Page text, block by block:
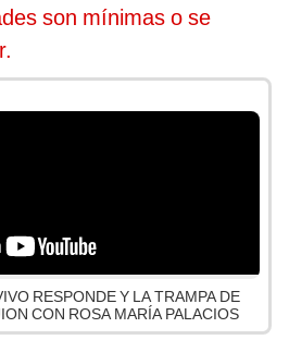
son mínimas o se
RESPONDE Y LA TRAMPA DE
CON ROSA MARÍA PALACIOS